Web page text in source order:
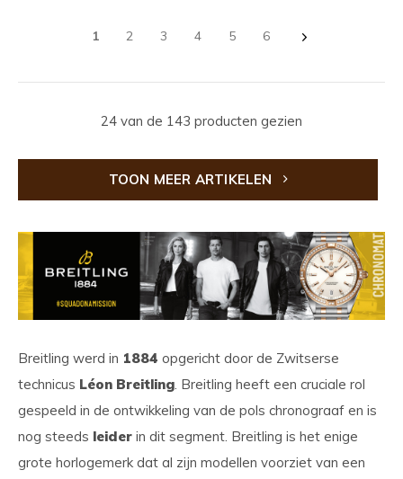
1 2 3 4 5 6
24 van de 143 producten gezien
TOON MEER ARTIKELEN
Breitling werd in 1884 opgericht door de Zwitserse
technicus Léon Breitling. Breitling heeft een cruciale rol
gespeeld in de ontwikkeling van de pols chronograaf en is
nog steeds leider in dit segment. Breitling is het enige
grote horlogemerk dat al zijn modellen voorziet van een